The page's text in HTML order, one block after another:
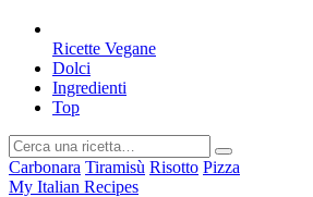
Ricette Vegane
Dolci
Ingredienti
Top
Carbonara Tiramisù Risotto Pizza
My Italian Recipes